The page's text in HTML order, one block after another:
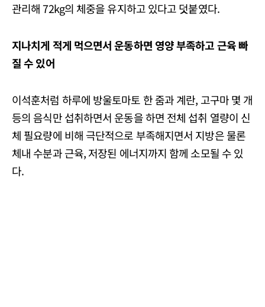
관리해 72kg의 체중을 유지하고 있다고 덧붙였다.
지나치게 적게 먹으면서 운동하면 영양 부족하고 근육 빠
질 수 있어
이석훈처럼 하루에 방울토마토 한 줌과 계란, 고구마 몇 개
등의 음식만 섭취하면서 운동을 하면 전체 섭취 열량이 신
체 필요량에 비해 극단적으로 부족해지면서 지방은 물론
체내 수분과 근육, 저장된 에너지까지 함께 소모될 수 있
다.